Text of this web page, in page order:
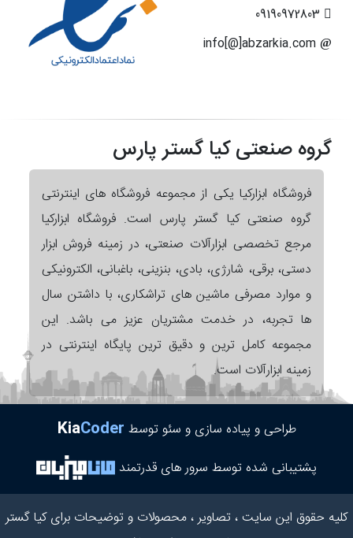
گروه صنعتی کیا گستر پارس
فروشگاه ابزارکیا یکی از مجموعه فروشگاه های اینترنتی
گروه صنعتی کیا گستر پارس است. فروشگاه ابزارکیا
مرجع تخصصی ابزارآلات صنعتی، در زمینه فروش ابزار
دستی، برقی، شارژی، بادی، بنزینی، باغبانی، الکترونیکی
و موارد مصرفی ماشین های تراشکاری، با داشتن سال
ها تجربه، در خدمت مشتریان عزیز می باشد. این
مجموعه کامل ترین و دقیق ترین پایگاه اینترنتی در
زمینه ابزارآلات است.
طراحی و پیاده سازی و سئو توسط KiaCoder
پشتیبانی شده توسط سرور های قدرتمند
کلیه حقوق این سایت ، تصاویر ، محصولات و توضیحات برای کیا گستر